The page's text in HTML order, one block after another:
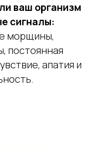
4-недельный проект
ПРИНЯТЬ
ваш организм
сигналы:
морщины,
постоянная
апатия и